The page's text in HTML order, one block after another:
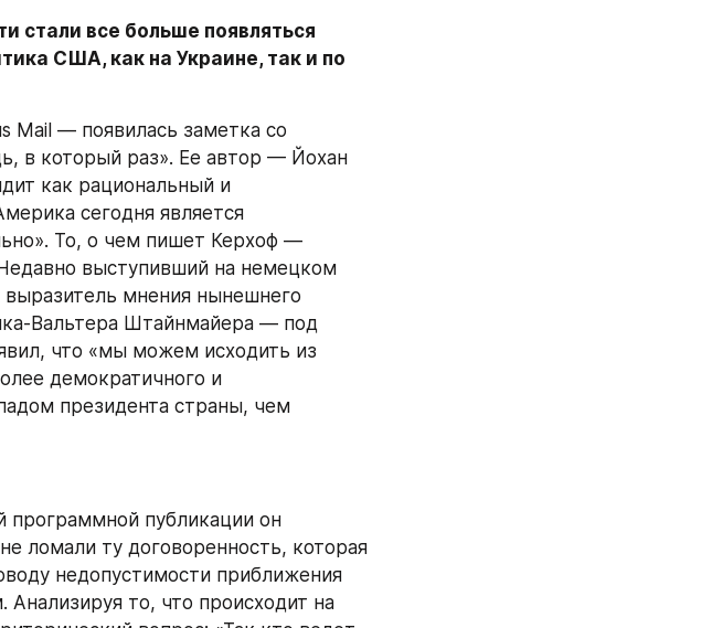
стали все больше появляться
США, как на Украине, так и по
Mail — появилась заметка со
в который раз». Ее автор — Йохан
как рациональный и
сегодня является
То, о чем пишет Керхоф —
выступивший на немецком
мнения нынешнего
Вальтера Штайнмайера — под
что «мы можем исходить из
демократичного и
президента страны, чем
программной публикации он
ломали ту договоренность, которая
недопустимости приближения
Анализируя то, что происходит на